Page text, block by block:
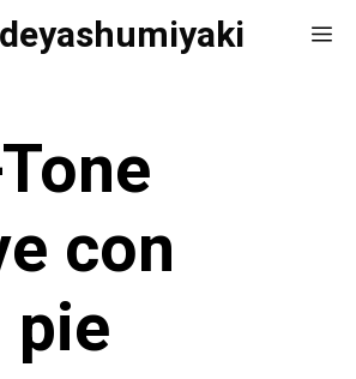
con
pie